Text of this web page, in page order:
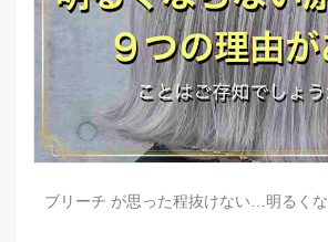
ブリーチ が思った程抜けない…明るく